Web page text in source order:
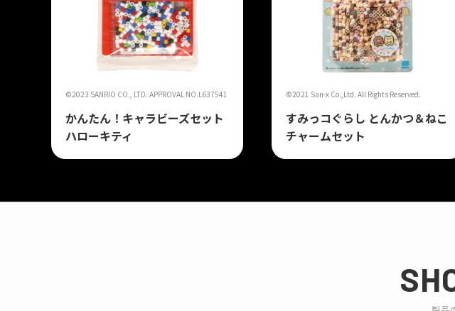
©2023 SANRIO CO., LTD. APPROVAL NO.L637541
かんたん！キャラビーズセット
ハローキティ
©2021 San-x Co.,Ltd. All Rights Reserved.
すみっコぐらし とんかつ＆ねこ
チャームセット